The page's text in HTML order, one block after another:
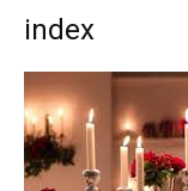
index